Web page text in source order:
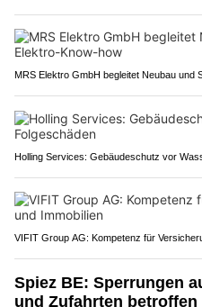
MRS Elektro GmbH begleitet Neubau und
Holling Services: Gebäudeschutz vor
VIFIT Group AG: Kompetenz für
Spiez BE: Sperrungen
und Zufahrten betroffen